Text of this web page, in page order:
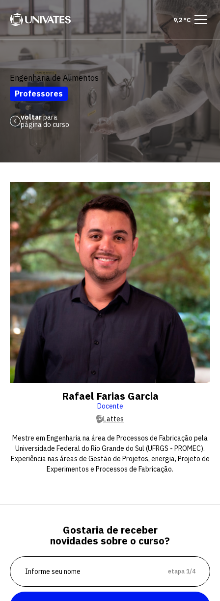
9,2 °C
Engenharia de Alimentos
Professores
voltarpara
página do curso
Rafael Farias Garcia
Docente
Lattes
Mestre em Engenharia na área de Processos de Fabricação pela
Universidade Federal do Rio Grande do Sul (UFRGS - PROMEC).
Experiência nas áreas de Gestão de Projetos, energia, Projeto de
Experimentos e Processos de Fabricação.
Gostaria de receber
novidades sobre o curso?
etapa 1/4
Escolha a vaga que você